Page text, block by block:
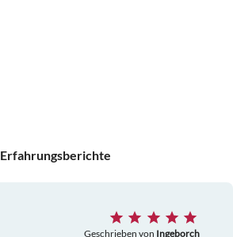
Erfahrungsberichte
Geschrieben von Ingeborch